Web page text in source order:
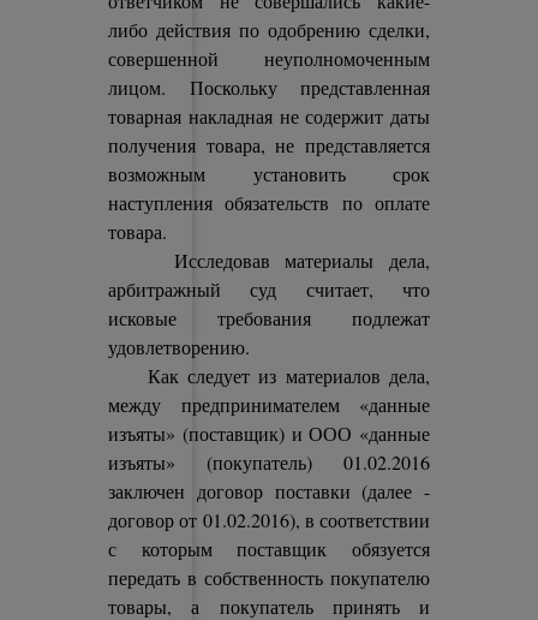
либо действия по одобрению сделки,
совершенной неуполномоченным
лицом. Поскольку представленная
товарная накладная не содержит даты
получения товара, не представляется
возможным установить срок
наступления обязательств по оплате
товара.
Исследовав материалы дела,
арбитражный суд считает, что
исковые требования подлежат
удовлетворению.
Как следует из материалов дела,
между предпринимателем «данные
изъяты» (поставщик) и ООО «данные
изъяты» (покупатель) 01.02.2016
заключен договор поставки (далее -
договор от 01.02.2016), в соответствии
с которым поставщик обязуется
передать в собственность покупателю
товары, а покупатель принять и